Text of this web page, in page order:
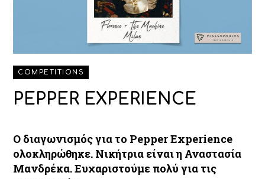
COMPETITIONS
PEPPER EXPERIENCE
O διαγωνισμός για το Pepper Experience
ολοκληρώθηκε. Νικήτρια είναι η Αναστασία
Μανδρέκα. Ευχαριστούμε πολύ για τις